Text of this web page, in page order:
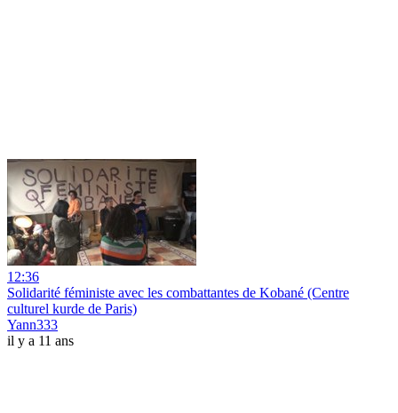
12:36
Solidarité féministe avec les combattantes de Kobané (Centre
culturel kurde de Paris)
Yann333
il y a 11 ans